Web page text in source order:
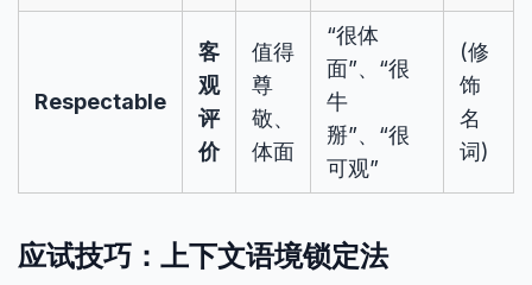
Respectable
客
观
评
价
值得
尊
敬、
体面
“很体
面”、“很
牛
掰”、“很
可观”
(修
饰
名
词)
应试技巧：上下文语境锁定法